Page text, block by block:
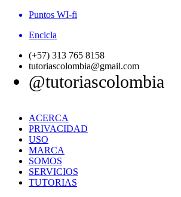
Puntos WI-fi
Encicla
(+57) 313 765 8158
tutoriascolombia@gmail.com
@tutoriascolombia
ACERCA
PRIVACIDAD
USO
MARCA
SOMOS
SERVICIOS
TUTORIAS